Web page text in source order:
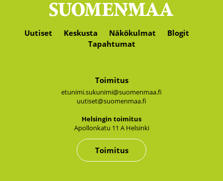
Uutiset Keskusta Näkökulmat
Blogit
Tapahtumat
Toimitus
etunimi.sukunimi@suomenmaa.fi
uutiset@suomenmaa.fi
Hel­sin­gin toi­mi­tus
Apol­lon­ka­tu 11 A Hel­sin­ki
Toimitus